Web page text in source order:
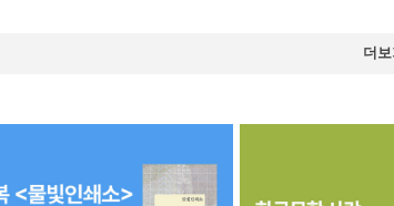
더보